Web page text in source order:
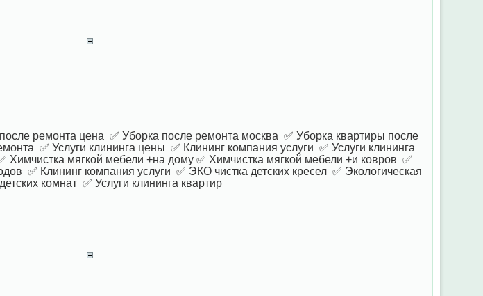
ремонта цена ✅ Уборка после ремонта москва ✅ Уборка квартиры после
✅ Услуги клининга цены ✅ Клининг компания услуги ✅ Услуги клининга
мягкой мебели +на дому ✅ Химчистка мягкой мебели +и ковров ✅
✅ Клининг компания услуги ✅ ЭКО чистка детских кресел ✅ Экологическая
комнат ✅ Услуги клининга квартир